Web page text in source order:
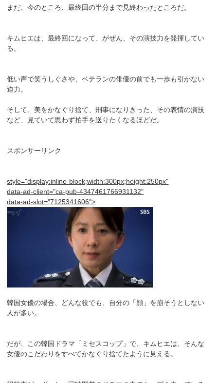
まだ、今のところ、最終回の半分まで見終わったところだ。
キムヒエは、最終回になって、がぜん、その演技力を発揮してい
る。
低い声で笑うしぐさや、ベテランの俳優の前でも一歩も引かない
迫力。
そして、美をかなぐり捨て、刑事になりきった、その表情の演技
など、見ていて思わず拍手を送りたくなるほどだ。
スポンサーリンク
style="display:inline-block;width:300px;height:250px"
data-ad-client="ca-pub-4347461766931132"
data-ad-slot="7125341606">
韓国女優の場合、どんな役でも、自分の「顔」を崩そうとしない
人が多い。
だが、この韓国ドラマ「ミセスコップ」で、キムヒエは、そんな
女優のこだわりをすべてかなぐり捨てたように見える。